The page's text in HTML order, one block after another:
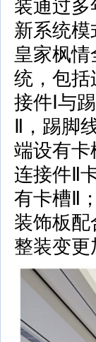
装通过
新系统
皇家枫
统，包括
接件Ⅰ与
Ⅱ，踢脚
端设有卡
连接件Ⅱ
有卡槽Ⅱ
装饰板配
整装变更